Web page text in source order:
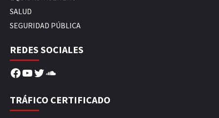
SALUD
SEGURIDAD PÚBLICA
REDES SOCIALES
Facebook
YouTube
Twitter
SoundCloud
TRÁFICO CERTIFICADO